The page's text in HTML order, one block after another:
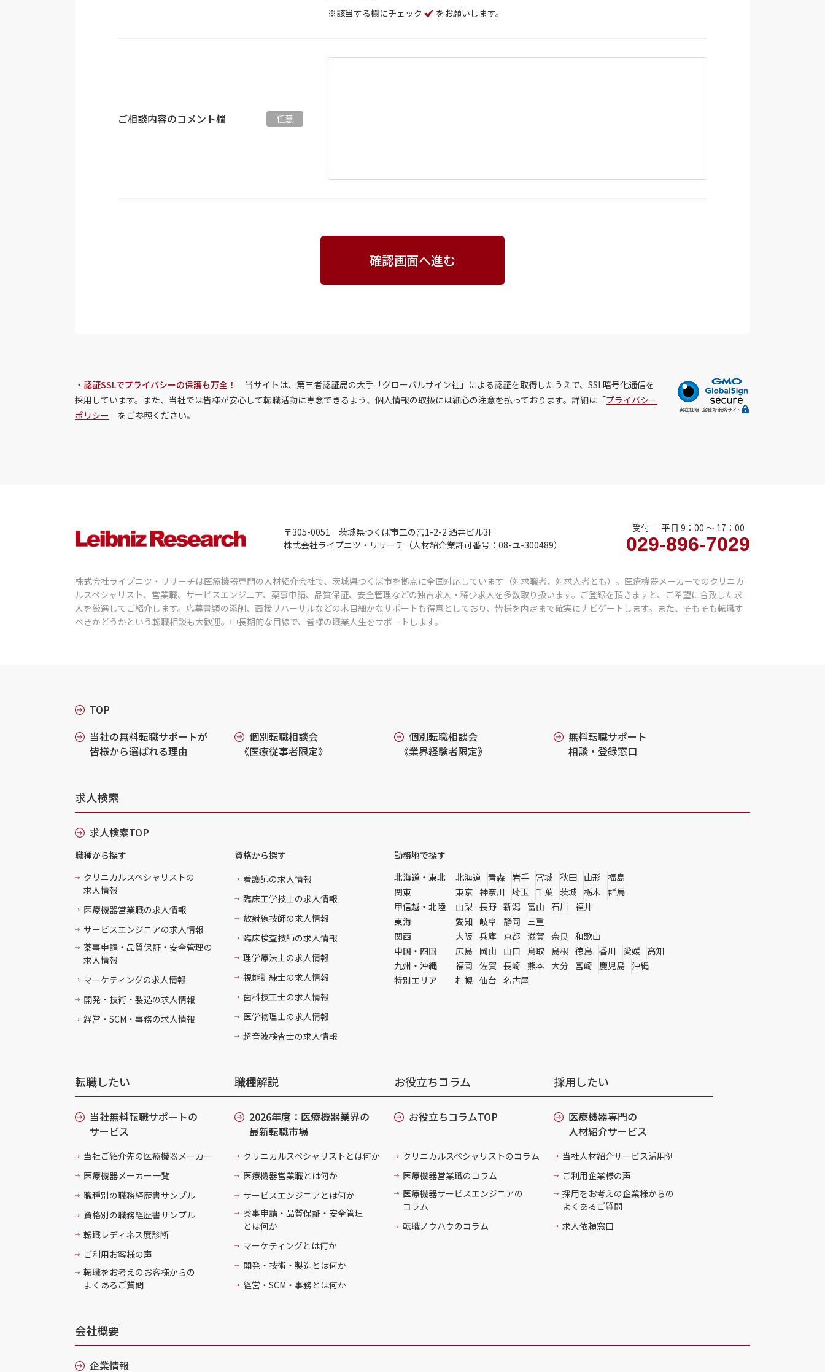
※該当する欄にチェック をお願いします。
ご相談内容のコメント欄
確認画面へ進む
・ 認証SSLでプライバシーの保護も万全！
当サイトは、第三者認証局の大手「グローバルサイン社」による認証を取得したうえで、SSL暗号化通信を
採用しています。また、当社では皆様が安心して転職活動に専念できるよう、個人情報の取扱には細心の注意を払っております。詳細は「プライバシー
ポリシー 」をご参照ください。
〒305-0051
茨城県つくば市二の宮1-2-2 酒井ビル3F
株式会社ライプニツ・リサーチ （人材紹介業許可番号：08-ユ-300489）
受付 ｜ 平日 9：00 〜 17：00
029-896-7029
株式会社ライプニツ・リサーチは医療機器専門の人材紹介会社で、茨城県つくば市を拠点に全国対応しています（対求職者、対求人者とも）。医療機器メーカーでのクリニカ
ルスペシャリスト、営業職、サービスエンジニア、薬事申請、品質保証、安全管理などの独占求人・稀少求人を多数取り扱います。ご登録を頂きますと、ご希望に合致した求
人を厳選してご紹介します。応募書類の添削、面接リハーサルなどの木目細かなサポートも得意としており、皆様を内定まで確実にナビゲートします。また、そもそも転職す
べきかどうかという転職相談も大歓迎。中長期的な目線で、皆様の職業人生をサポートします。
TOP
当社の無料転職サポートが
皆様から選ばれる理由
個別転職相談会
《医療従事者限定》
個別転職相談会
《業界経験者限定》
無料転職サポート
相談・登録窓口
求人検索
求人検索TOP
職種から探す
クリニカルスペシャリストの
求人情報
医療機器営業職の求人情報
サービスエンジニアの求人情報
薬事申請・品質保証・安全管理の
求人情報
マーケティングの求人情報
開発・技術・製造の求人情報
経営・SCM・事務の求人情報
資格から探す
看護師の求人情報
臨床工学技士の求人情報
放射線技師の求人情報
臨床検査技師の求人情報
理学療法士の求人情報
視能訓練士の求人情報
歯科技工士の求人情報
医学物理士の求人情報
超音波検査士の求人情報
勤務地で探す
北海道・東北
北海道 青森 岩手 宮城 秋田 山形 福島
関東
東京 神奈川 埼玉 千葉 茨城 栃木 群馬
甲信越・北陸
山梨 長野 新潟 富山 石川
福井
東海
愛知 岐阜 静岡
三重
関西
大阪 兵庫 京都 滋賀 奈良 和歌山
中国・四国
広島 岡山 山口 鳥取 島根 徳島 香川 愛媛 高知
九州・沖縄
福岡 佐賀 長崎 熊本 大分 宮崎 鹿児島 沖縄
特別エリア
札幌 仙台 名古屋
転職したい
当社無料転職サポートの
サービス
当社ご紹介先の医療機器メーカー
医療機器メーカー一覧
職種別の職務経歴書サンプル
資格別の職務経歴書サンプル
転職レディネス度診断
ご利用お客様の声
転職をお考えのお客様からの
よくあるご質問
職種解説
2026年度：医療機器業界の
最新転職市場
クリニカルスペシャリストとは何か
医療機器営業職とは何か
サービスエンジニアとは何か
薬事申請・品質保証・安全管理
とは何か
マーケティングとは何か
開発・技術・製造とは何か
経営・SCM・事務とは何か
お役立ちコラム
お役立ちコラムTOP
クリニカルスペシャリストのコラム
医療機器営業職のコラム
医療機器サービスエンジニアの
コラム
転職ノウハウのコラム
採用したい
医療機器専門の
人材紹介サービス
当社人材紹介サービス活用例
ご利用企業様の声
採用をお考えの企業様からの
よくあるご質問
求人依頼窓口
会社概要
企業情報